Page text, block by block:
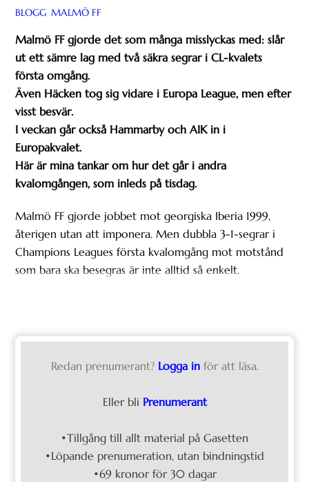
BLOGG MALMÖ FF
Malmö FF gjorde det som många misslyckas med: slår
ut ett sämre lag med två säkra segrar i CL-kvalets
första omgång.
Även Häcken tog sig vidare i Europa League, men efter
visst besvär.
I veckan går också Hammarby och AIK in i
Europakvalet.
Här är mina tankar om hur det går i andra
kvalomgången, som inleds på tisdag.
Malmö FF gjorde jobbet mot georgiska Iberia 1999,
återigen utan att imponera. Men dubbla 3-1-segrar i
Champions Leagues första kvalomgång mot motstånd
som bara ska besegras är inte alltid så enkelt.
Redan prenumerant? Logga in för att läsa.
Eller bli Prenumerant
•Tillgång till allt material på Gasetten
•Löpande prenumeration, utan bindningstid
•69 kronor för 30 dagar